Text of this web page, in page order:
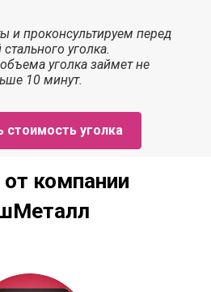
и проконсультируем перед
уголка.
уголка займетне
10 минут.
стоимость уголка
от компании